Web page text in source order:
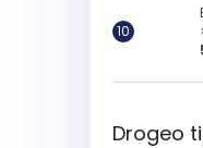
Drogeo